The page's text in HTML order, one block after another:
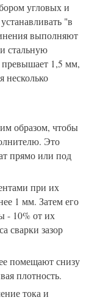
угловых и
"в
выполняют
стальную
1,5 мм,
несколько
образом, чтобы
Это
прямо или под
при их
1 мм. Затем его
- 10% от их
сварки зазор
помещают снизу
плотность.
тока и